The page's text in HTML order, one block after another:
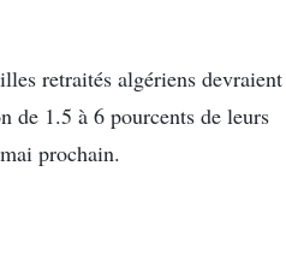
retraités algériens devraient
de 1.5 à 6 pourcents de leurs
prochain.